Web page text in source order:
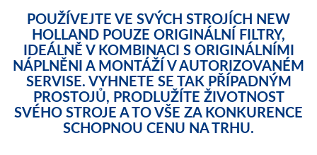
POUŽÍVEJTE VE SVÝCH STROJÍCH NEW
HOLLAND POUZE ORIGINÁLNÍ FILTRY,
IDEÁLNĚ V KOMBINACI S ORIGINÁLNÍMI
NÁPLNĚNI A MONTÁŽÍ V AUTORIZOVANÉM
SERVISE. VYHNETE SE TAK PŘÍPADNÝM
PROSTOJŮ, PRODLUŽÍTE ŽIVOTNOST
SVÉHO STROJE A TO VŠE ZA KONKURENCE
SCHOPNOU CENU NA TRHU.